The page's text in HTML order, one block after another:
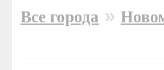
Все города »